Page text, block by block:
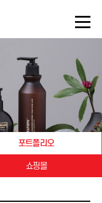
포트폴리오
쇼핑몰